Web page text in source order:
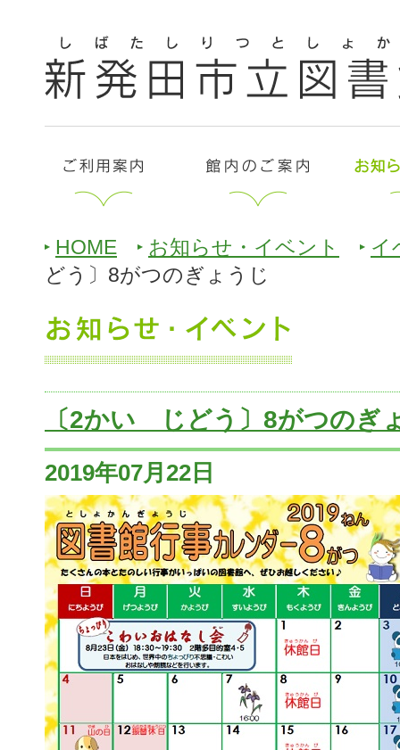
HOME お知らせ・イベント
イ
どう〕8がつのぎょうじ
〔2かい じどう〕8がつのぎ
2019年07月22日